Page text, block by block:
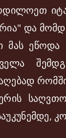
და
მას